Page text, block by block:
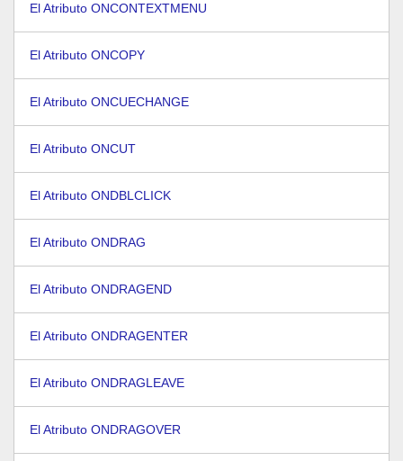
El Atributo ONCONTEXTMENU
El Atributo ONCOPY
El Atributo ONCUECHANGE
El Atributo ONCUT
El Atributo ONDBLCLICK
El Atributo ONDRAG
El Atributo ONDRAGEND
El Atributo ONDRAGENTER
El Atributo ONDRAGLEAVE
El Atributo ONDRAGOVER